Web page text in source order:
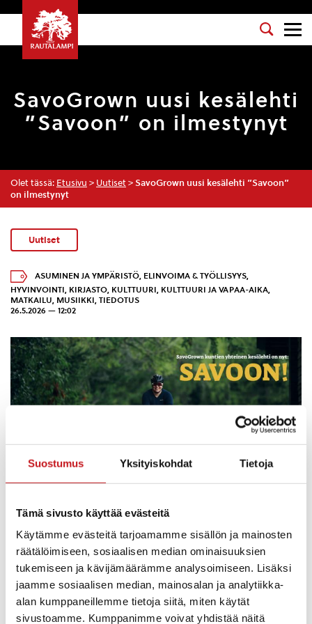
Suostumus Yksityiskohdat Tietoja
Tämä sivusto käyttää evästeitä
Käytämme evästeitä tarjoamamme sisällön ja mainosten
räätälöimiseen, sosiaalisen median ominaisuuksien
tukemiseen ja kävijämäärämme analysoimiseen. Lisäksi
jaamme sosiaalisen median, mainosalan ja analytiikka-
alan kumppaneillemme tietoja siitä, miten käytät
sivustoamme. Kumppanimme voivat yhdistää näitä
SavoGrown uusi kesälehti
”Savoon” on ilmestynyt
Olet tässä: Etusivu > Uutiset > SavoGrown uusi kesälehti ”Savoon”
on ilmestynyt
Uutiset
ASUMINEN JA YMPÄRISTÖ, ELINVOIMA & TYÖLLISYYS,
HYVINVOINTI KIRJASTO KULTTUURI KULTTUURI JA VAPAA-AIKA
MATKAILU MUSIIKKI TIEDOTUS
26.5.2026 — 12:02
SavoGrown alueen kuntien tuttu yhteinen kesälehti
Savon Villin Lännen Sanomat vaihtoi tänä vuonna
nimeä ja on nyt SAVOON!
Lehti jaetaan kattavasti alueemme kotitalouksiin,
vapaa-ajan asukkaille ja otokselle alueelta pois
muuttaneita. Kesälehti on jaossa myös kuntien